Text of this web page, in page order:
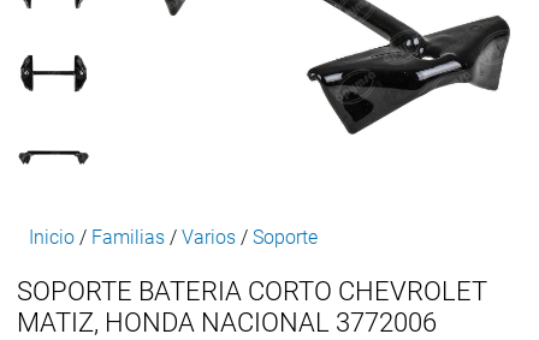
Inicio / Familias / Varios / Soporte
SOPORTE BATERIA CORTO CHEVROLET
MATIZ, HONDA NACIONAL 3772006